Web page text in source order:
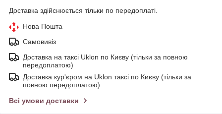
Доставка здійснюється тільки по передоплаті.
Нова Пошта
Самовивіз
Доставка на таксі Uklon по Києву (тільки за повною
передоплатою)
Доставка кур'єром на Uklon таксі по Києву (тільки за
повною передоплатою)
Всі умови доставки